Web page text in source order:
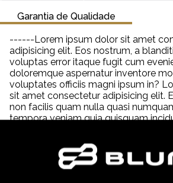
Garantia de Qualidade
------Lorem ipsum dolor sit amet
adipisicing elit. Eos nostrum, a
voluptas error itaque fugit cum
doloremque aspernatur inventore
voluptates officiis magni ipsum in?
sit amet consectetur adipisicing elit.
non facilis quam nulla quasi
tempora veniam quia quisquam
saepe neque unde labore illum
ipsum dolor sit amet consectetur
distinctio adipisci hic molestiae, amet
cupiditate inventore fugit eveniet